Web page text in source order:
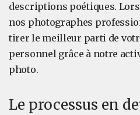
descriptions poétiques.
nos photographes
tirer le meilleur parti de
personnel grâce à notre
photo.
Le processus en